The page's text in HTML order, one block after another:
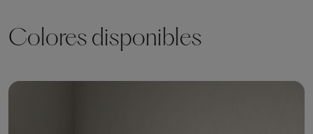
Colores disponibles